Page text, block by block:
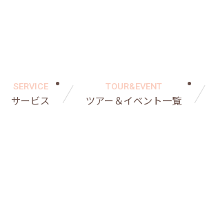
サービス
SERVICE
ツアー＆イベント一覧
TOUR&EVENT